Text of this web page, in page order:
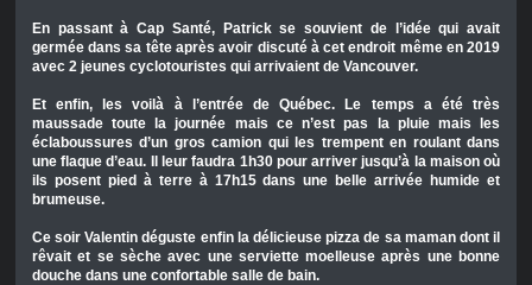
En passant à Cap Santé, Patrick se souvient de l’idée qui avait
germée dans sa tête après avoir discuté à cet endroit même en 2019
avec 2 jeunes cyclotouristes qui arrivaient de Vancouver.
Et enfin, les voilà à l’entrée de Québec. Le temps a été très
maussade toute la journée mais ce n’est pas la pluie mais les
éclaboussures d’un gros camion qui les trempent en roulant dans
une flaque d’eau. Il leur faudra 1h30 pour arriver jusqu’à la maison où
ils posent pied à terre à 17h15 dans une belle arrivée humide et
brumeuse.
Ce soir Valentin déguste enfin la délicieuse pizza de sa maman dont il
rêvait et se sèche avec une serviette moelleuse après une bonne
douche dans une confortable salle de bain.